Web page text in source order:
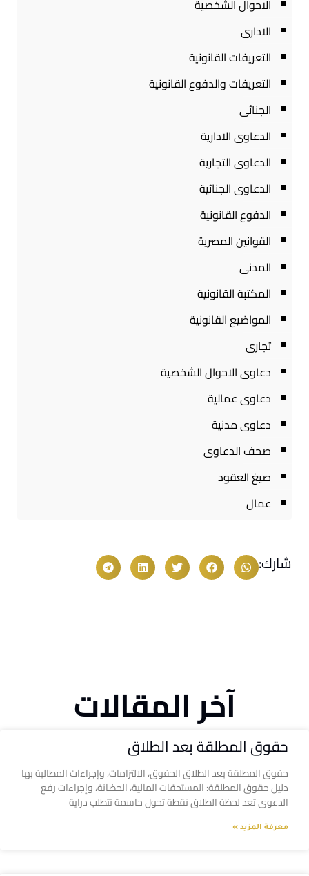
الاحوال الشخصية
الادارى
التعريفات القانونية
التعريفات والدفوع القانونية
الجنائى
الدعاوى الادارية
الدعاوى التجارية
الدعاوى الجنائية
الدفوع القانونية
القوانين المصرية
المدنى
المكتبة القانونية
المواضيع القانونية
تجارى
دعاوى الاحوال الشخصية
دعاوى عمالية
دعاوى مدنية
صحف الدعاوى
صيغ العقود
عمال
شارك:
آخر المقالات
حقوق المطلقة بعد الطلاق
حقوق المطلقة بعد الطلاق الحقوق، الالتزامات، وإجراءات المطالبة بها
دليل حقوق المطلقة: المستحقات المالية، الحضانة، وإجراءات رفع
الدعوى تعد لحظة الطلاق نقطة تحول حاسمة تتطلب دراية
معرفة المزيد »